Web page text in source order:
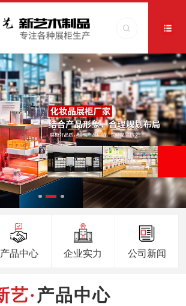
产品中心 企业实力 公司新闻
产品中心